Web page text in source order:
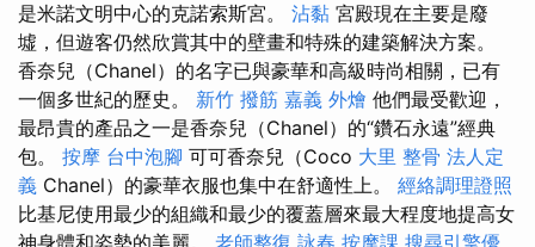
是米諾文明中心的克諾索斯宮。 沾黏 宮殿現在主要是廢
墟，但遊客仍然欣賞其中的壁畫和特殊的建築解決方案。
香奈兒（Chanel）的名字已與豪華和高級時尚相關，已有
一個多世紀的歷史。 新竹 撥筋 嘉義 外燴 他們最受歡迎，
最昂貴的產品之一是香奈兒（Chanel）的“鑽石永遠”經典
包。 按摩 台中泡腳 可可香奈兒（Coco 大里 整骨 法人定
義 Chanel）的豪華衣服也集中在舒適性上。 經絡調理證照
比基尼使用最少的組織和最少的覆蓋層來最大程度地提高女
神身體和姿勢的美麗。 老師整復 詠春 按摩課 搜尋引擎優